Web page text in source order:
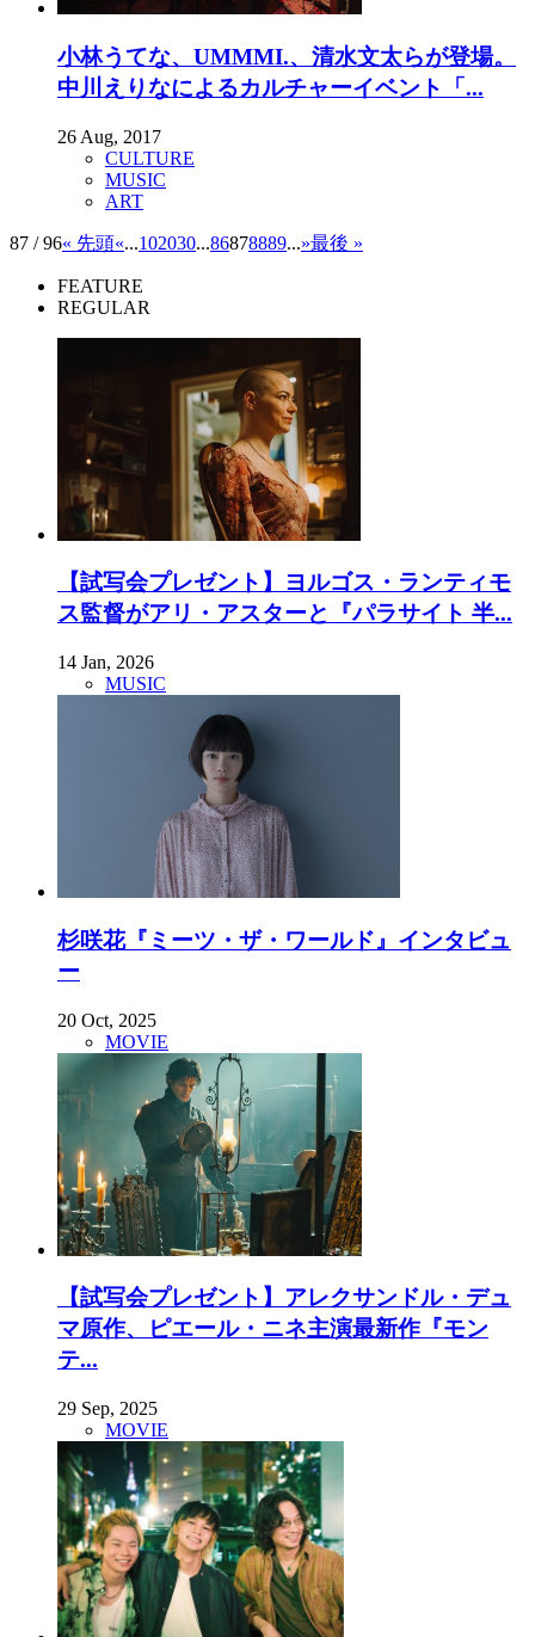
小林うてな、UMMMI.、清水文太らが登場。
中川えりなによるカルチャーイベント「...
26 Aug, 2017
CULTURE
MUSIC
ART
87 / 96« 先頭«...102030...86878889...»最後 »
FEATURE
REGULAR
【試写会プレゼント】ヨルゴス・ランティモ
ス監督がアリ・アスターと『パラサイト 半...
14 Jan, 2026
MUSIC
杉咲花『ミーツ・ザ・ワールド』インタビュ
ー
20 Oct, 2025
MOVIE
【試写会プレゼント】アレクサンドル・デュ
マ原作、ピエール・ニネ主演最新作『モン
テ...
29 Sep, 2025
MOVIE